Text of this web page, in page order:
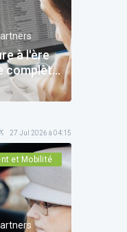
à l'ère
complète
& Partners
27 Jul 2026 à 04:15
et Mobilité